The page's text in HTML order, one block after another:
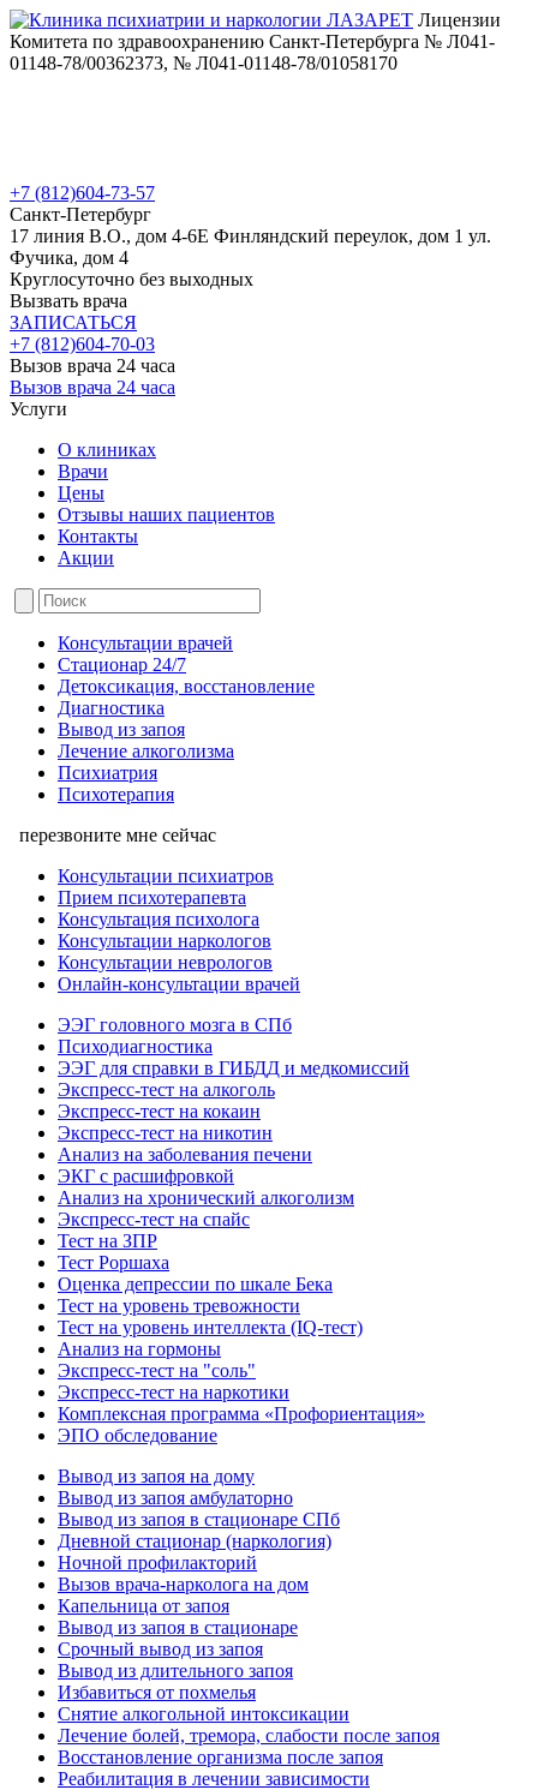
Лицензии
Комитета по здравоохранению Санкт-Петербурга № Л041-
01148-78/00362373, № Л041-01148-78/01058170
+7 (812)604-73-57
Санкт-Петербург
17 линия В.О., дом 4-6Е Финляндский переулок, дом 1 ул.
Фучика, дом 4
Круглосуточно без выходных
Вызвать врача
ЗАПИСАТЬСЯ
+7 (812)604-70-03
Вызов врача 24 часа
Вызов врача 24 часа
Услуги
О клиниках
Врачи
Цены
Отзывы наших пациентов
Контакты
Акции
Консультации врачей
Стационар 24/7
Детоксикация, восстановление
Диагностика
Вывод из запоя
Лечение алкоголизма
Психиатрия
Психотерапия
перезвоните мне сейчас
Консультации психиатров
Прием психотерапевта
Консультация психолога
Консультации наркологов
Консультации неврологов
Онлайн-консультации врачей
ЭЭГ головного мозга в СПб
Психодиагностика
ЭЭГ для справки в ГИБДД и медкомиссий
Экспресс-тест на алкоголь
Экспресс-тест на кокаин
Экспресс-тест на никотин
Анализ на заболевания печени
ЭКГ с расшифровкой
Анализ на хронический алкоголизм
Экспресс-тест на спайс
Тест на ЗПР
Тест Роршаха
Оценка депрессии по шкале Бека
Тест на уровень тревожности
Тест на уровень интеллекта (IQ-тест)
Анализ на гормоны
Экспресс-тест на "соль"
Экспресс-тест на наркотики
Комплексная программа «Профориентация»
ЭПО обследование
Вывод из запоя на дому
Вывод из запоя амбулаторно
Вывод из запоя в стационаре СПб
Дневной стационар (наркология)
Ночной профилакторий
Вызов врача-нарколога на дом
Капельница от запоя
Вывод из запоя в стационаре
Срочный вывод из запоя
Вывод из длительного запоя
Избавиться от похмелья
Снятие алкогольной интоксикации
Лечение болей, тремора, слабости после запоя
Восстановление организма после запоя
Реабилитация в лечении зависимости